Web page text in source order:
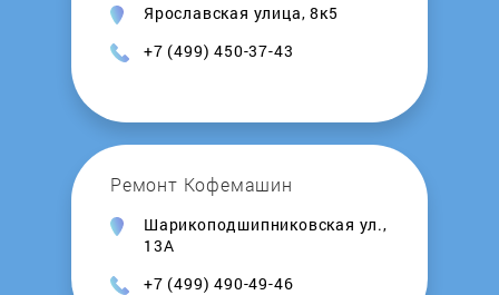
Supra
Symphony
Tefal
Ярославская улица, 8к5
+7 (499) 450-37-43
Ремонт Кофемашин
Шарикоподшипниковская ул.,
13А
+7 (499) 490-49-46